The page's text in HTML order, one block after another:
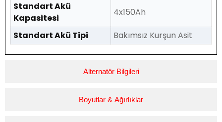
Alternatör Bilgileri
Boyutlar & Ağırlıklar
Standart Akü
Kapasitesi
4x150Ah
Standart Akü Tipi Bakımsız Kurşun Asit